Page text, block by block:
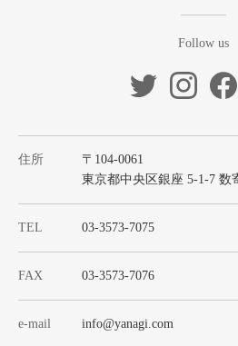
Follow us
住所
〒104-0061
東京都中央区銀座 5-1-7 数
TEL 03-3573-7075
FAX 03-3573-7076
e-mail info@yanagi.com